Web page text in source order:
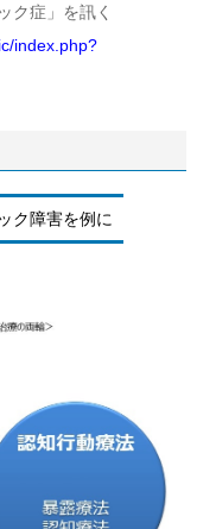
ク症」を訊く
index.php?
ク障害を例に